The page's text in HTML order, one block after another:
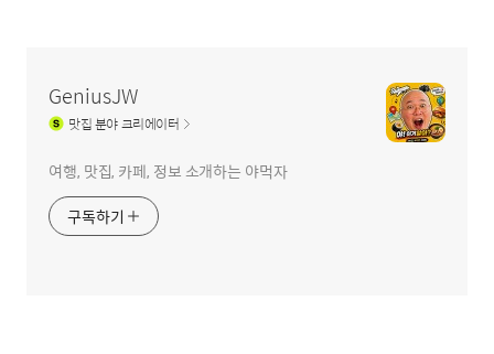
GeniusJW
맛집분야 크리에이터
여행, 맛집, 카페, 정보 소개하는 야먹자
구독하기